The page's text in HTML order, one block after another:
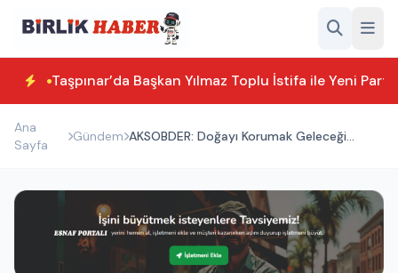
Taşpınar’da Başkan Yılmaz Toplu İstifa ile Yeni
Ana
Sayfa
Gündem AKSOBDER: Doğayı Korumak Geleceği